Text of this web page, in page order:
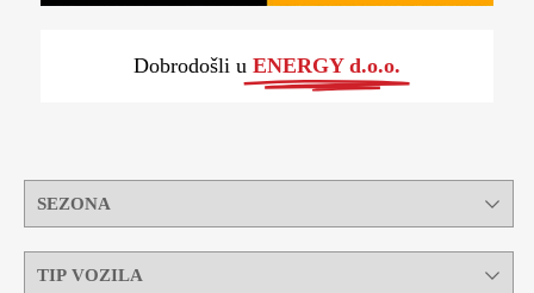
Dobrodošli u ENERGY d.o.o.